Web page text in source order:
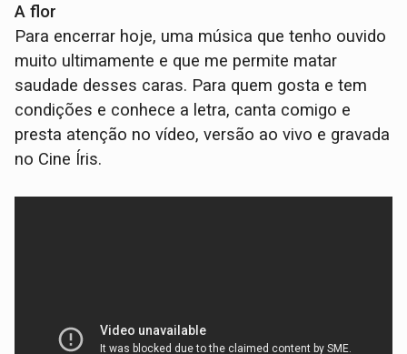
A flor
Para encerrar hoje, uma música que tenho ouvido
muito ultimamente e que me permite matar
saudade desses caras. Para quem gosta e tem
condições e conhece a letra, canta comigo e
presta atenção no vídeo, versão ao vivo e gravada
no Cine Íris.